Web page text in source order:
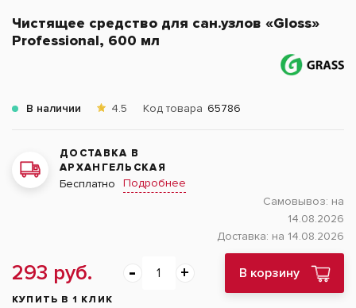
Чистящее средство для сан.узлов «Gloss»
Professional, 600 мл
В наличии 4.5 Код товара 65786
ДОСТАВКА В
АРХАНГЕЛЬСКАЯ
Бесплатно
Подробнее
Самовывоз: на
14.08.2026
Доставка: на 14.08.2026
293 руб. В корзину
КУПИТЬ В 1 КЛИК